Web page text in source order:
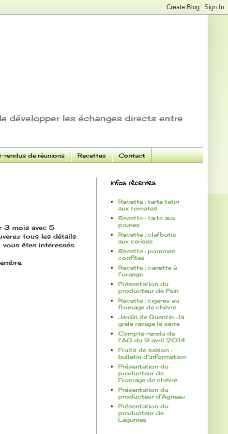
développer les échanges directs entre
rendus de réunions Recettes Contact
3 mois avec 5
tous les détails
êtes intéressés.
Infos récentes
Recette : tarte tatin
aux tomates
Recette : tarte aux
prunes
Recette : clafoutis
aux cerises
Recette : pommes
confites
Recette : canette à
l'orange
Présentation du
producteur de Pain
Recette : cigares au
fromage de chèvre
Jardin de Quentin : la
grêle ravage la serre
Compte-rendu de
l'AG du 9 avril 2014
Fruits de saison :
bulletin d'information
Présentation du
producteur de
Fromage de chèvre
Présentation du
producteur d'Agneau
Présentation du
producteur de
Légumes